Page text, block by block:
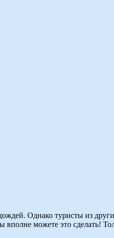
Однако туристы из
вполне можете это сделать!